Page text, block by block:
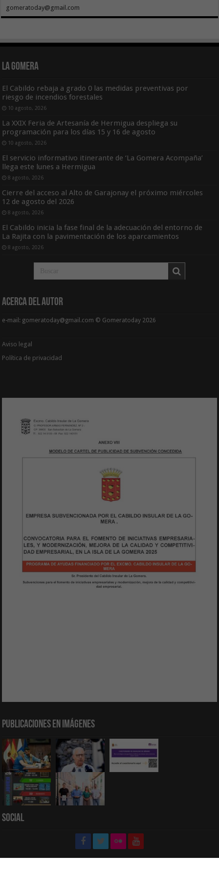
gomeratoday@gmail.com
La Gomera
El Cabildo rebaja a grado 0 las medidas preventivas por
riesgo de incendios forestales
10 agosto, 2026
La XXIX Feria de Artesanía de Hermigua despliega su
programación para los días 15 y 16 de agosto
10 agosto, 2026
El servicio informativo itinerante de ‘La Gomera Acompaña’
llega este lunes a Hermigua
8 agosto, 2026
Cierre del acceso al Alto de Garajonay el próximo miércoles
12 de agosto del 2026
8 agosto, 2026
El Cabildo inicia la fase final de la adecuación del entorno de
La Rajita con la pavimentación de los aparcamientos
8 agosto, 2026
Acerca del Autor
e-mail: gomeratoday@gmail.com © Gomeratoday 2026
Aviso legal
Política de privacidad
Publicaciones en Imágenes
Social